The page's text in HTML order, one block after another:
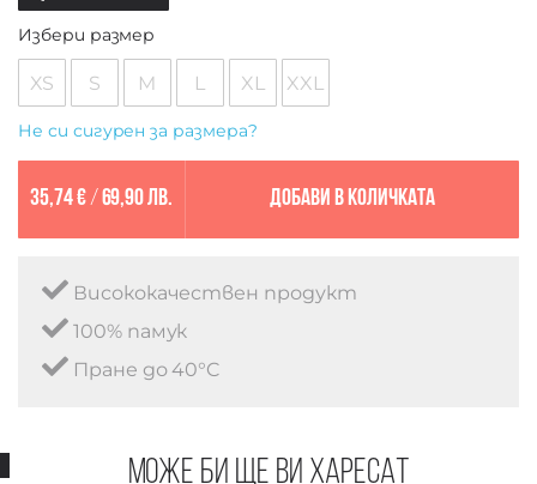
Избери размер
XS S M L XL XXL
Не си сигурен за размера?
35,74 €/ 69,90 лв. Добави в количката
Висококачествен продукт
100% памук
Пране до 40°C
Може би ще ви харесат